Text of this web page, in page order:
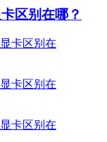
区别在哪？